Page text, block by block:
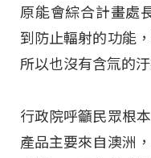
原能會綜合計畫處
到防止輻射的功能
所以也沒有含氚的汙
行政院呼籲民眾根
產品主要來自澳洲